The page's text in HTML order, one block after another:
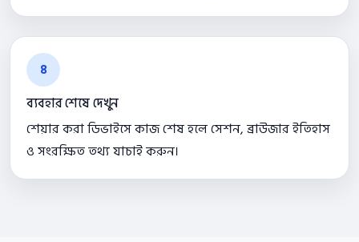
৪
ব্যবহার শেষে দেখুন
শেয়ার করা ডিভাইসে কাজ শেষ হলে সেশন, ব্রাউজার ইতিহাস
ও সংরক্ষিত তথ্য যাচাই করুন।